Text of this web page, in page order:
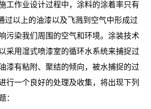
工作业设计过程中，涂料的涂着率只有
过以上的油漆以及飞溅到空气中形成过
污染我们周围的空气和环境。涂装技术
采用湿式喷漆室的循环水系统来捕捉过
漆有粘附、聚结的倾向，被水捕捉的过
行一个良好的处理及收集，将出现下列
：